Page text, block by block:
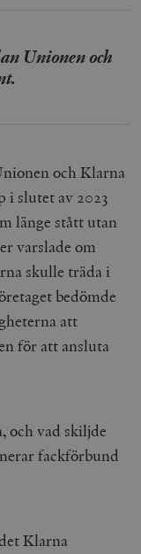
Unionen och
och Klarna
i slutet av 2023
länge stått utan
varslade om
skulle träda i
bedömde
att
för att ansluta
och vad skiljde
fackförbund
Klarna